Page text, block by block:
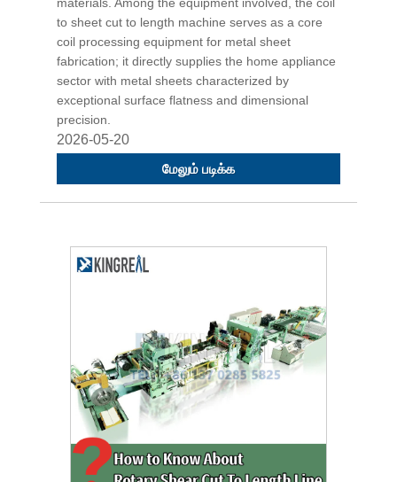
to sheet cut to length machine serves as a core
coil processing equipment for metal sheet
fabrication; it directly supplies the home appliance
sector with metal sheets characterized by
exceptional surface flatness and dimensional
precision.
2026-05-20
மேலும் படிக்க